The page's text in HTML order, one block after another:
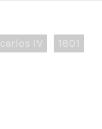
carlos IV 1801